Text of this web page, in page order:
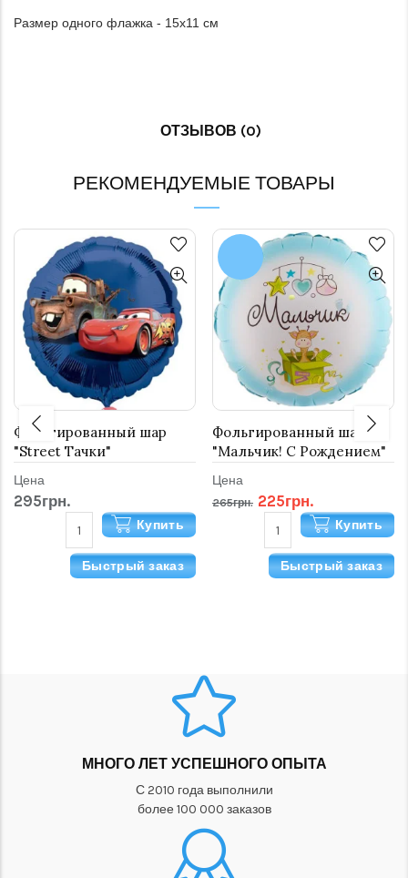
Размер одного флажка - 15х11 см
ОТЗЫВОВ (0)
РЕКОМЕНДУЕМЫЕ ТОВАРЫ
Фольгированный шар
"Street Тачки"
Цена
295грн.
Купить
Быстрый заказ
Фольгированный шар
"Мальчик! С Рождением"
Цена
265грн. 225грн.
Купить
Быстрый заказ
МНОГО ЛЕТ УСПЕШНОГО ОПЫТА
С 2010 года выполнили
более 100 000 заказов